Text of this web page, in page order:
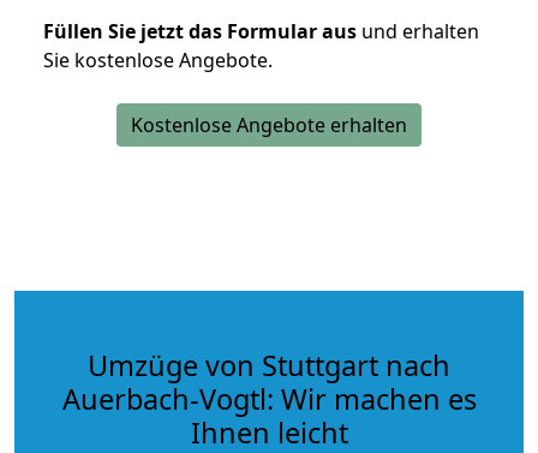
Füllen Sie jetzt das Formular aus und erhalten
Sie kostenlose Angebote.
Kostenlose Angebote erhalten
Umzüge von Stuttgart nach
Auerbach-Vogtl: Wir machen es
Ihnen leicht